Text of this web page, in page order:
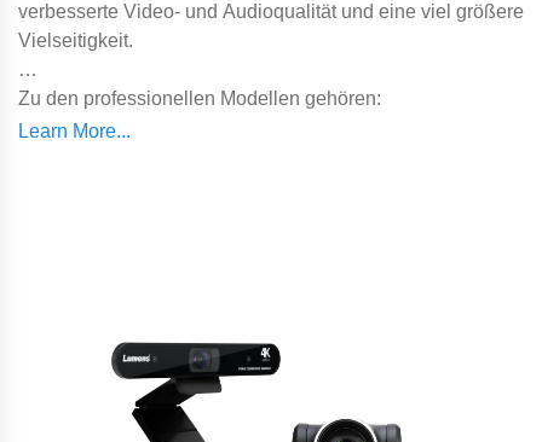
verbesserte Video- und Audioqualität und eine viel größere
Vielseitigkeit.
Zu den professionellen Modellen gehören:
• ePTZ-Funktionalität mit Auto-Framing, die das Bild an die